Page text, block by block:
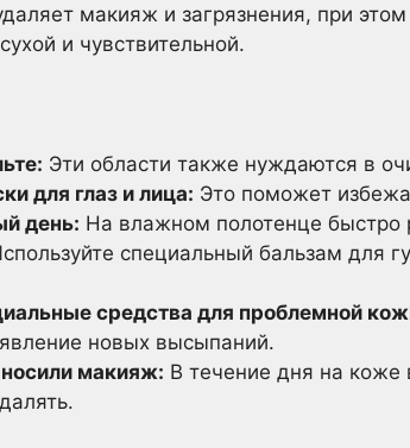
макияж и загрязнения, при
и чувствительной.
Эти области также нуждаются в
для глаз и лица: Это поможет
день: На влажном полотенце быстро
специальный бальзам для
средства для проблемной
новых высыпаний.
макияж: В течение дня на коже